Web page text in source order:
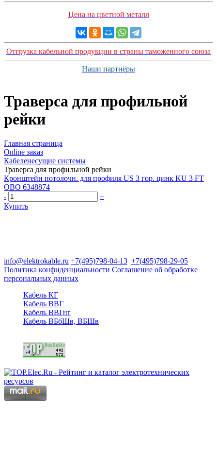
Цена на цветной металл
Отгрузка кабельной продукции в страны таможенного союза
Наши партнёры
Траверса для профильной
рейки
Главная страница
Оnline заказ
Кабеленесущие системы
Траверса для профильной рейки
Кронштейн потолочн. для профиля US 3 гор. цинк KU 3 FT
OBO 6348874
-
+
Купить
info@elektrokable.ru +7(495)798-04-13 +7(495)798-29-05
Политика конфиденциальности Соглашение об обработке
персональных данных
Кабель КГ
Кабель ВВГ
Кабель ВВГнг
Кабель ВБбШв, ВБШв